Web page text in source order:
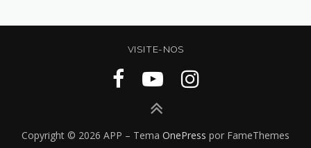
VISITE-NOS
Copyright © 2026 APP – Tema OnePress por FameThemes